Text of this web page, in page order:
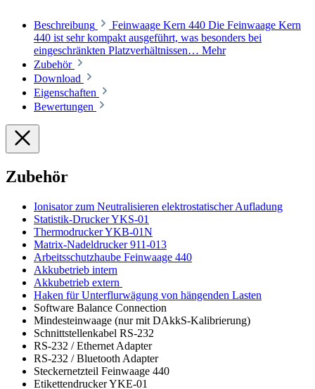
Beschreibung
Feinwaage Kern 440 Die Feinwaage Kern
440 ist sehr kompakt ausgeführt, was besonders bei
eingeschränkten Platzverhältnissen… Mehr
Zubehör
Download
Eigenschaften
Bewertungen
Zubehör
Ionisator zum Neutralisieren elektrostatischer Aufladung
Statistik-Drucker YKS-01
Thermodrucker YKB-01N
Matrix-Nadeldrucker 911-013
Arbeitsschutzhaube Feinwaage 440
Akkubetrieb intern
Akkubetrieb extern
Haken für Unterflurwägung von hängenden Lasten
Software Balance Connection
Mindesteinwaage (nur mit DAkkS-Kalibrierung)
Schnittstellenkabel RS-232
RS-232 / Ethernet Adapter
RS-232 / Bluetooth Adapter
Steckernetzteil Feinwaage 440
Etikettendrucker YKE-01